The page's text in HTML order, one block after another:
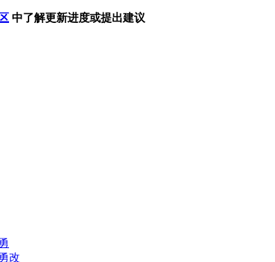
中了解更新进度或提出建议
改